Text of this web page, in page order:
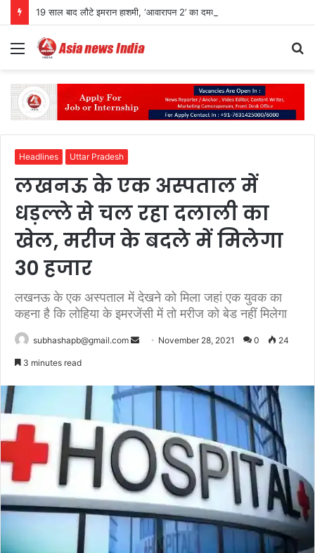
19 साल बाद लौटे इमरान हाशमी, ‘आवारापन 2’ का दमदार ट्रेलर रिलीज
Menu
Headlines Uttar Pradesh
लखनऊ के एक अस्पताल में
धड़ल्ले से चल रहा दलाली का
खेल, मरीज के बदले में मिलेगा
30 हजार
लखनऊ के एक अस्पताल में देखने को मिला जहां एक युवक का
कहना है कि लोहिया के इमरजेंसी में तो मरीज को बेड नहीं मिलेगा
subhashapb@gmail.com
Send November 28, 2021 0 24
3 minutes read